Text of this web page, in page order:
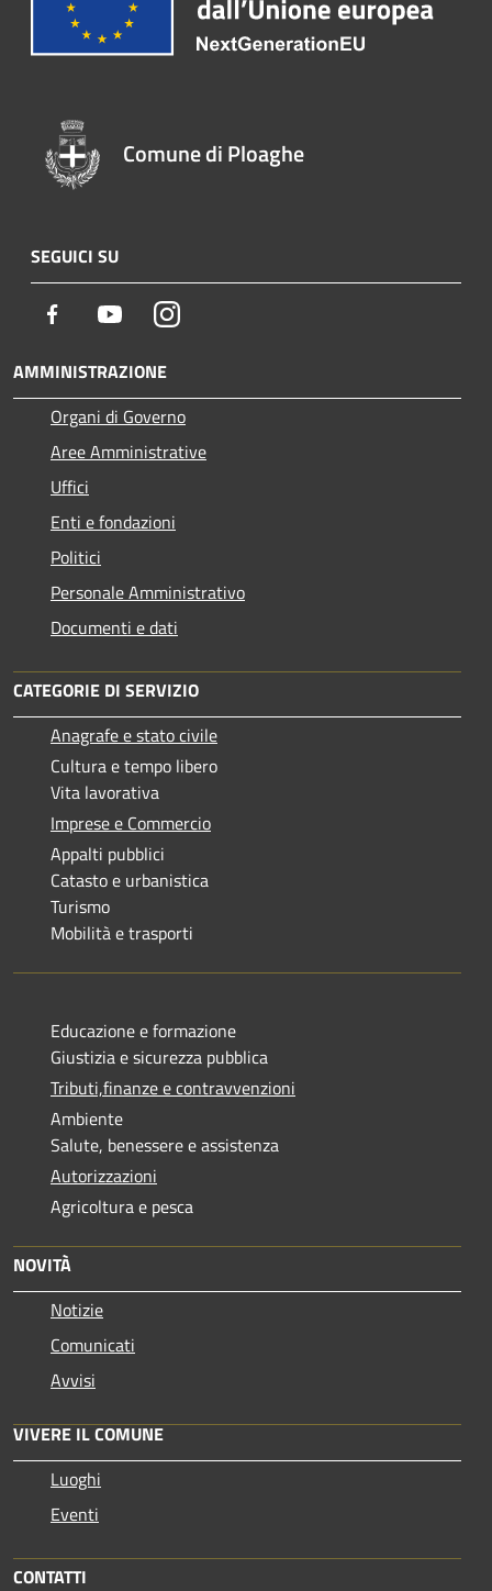
Comune di Ploaghe
SEGUICI SU
Facebook YoutubeInstagram
AMMINISTRAZIONE
Organi di Governo
Aree Amministrative
Uffici
Enti e fondazioni
Politici
Personale Amministrativo
Documenti e dati
CATEGORIE DI SERVIZIO
Anagrafe e stato civile
Cultura e tempo libero
Vita lavorativa
Imprese e Commercio
Appalti pubblici
Catasto e urbanistica
Turismo
Mobilità e trasporti
Educazione e formazione
Giustizia e sicurezza pubblica
Tributi,finanze e contravvenzioni
Ambiente
Salute, benessere e assistenza
Autorizzazioni
Agricoltura e pesca
NOVITÀ
Notizie
Comunicati
Avvisi
VIVERE IL COMUNE
Luoghi
Eventi
CONTATTI